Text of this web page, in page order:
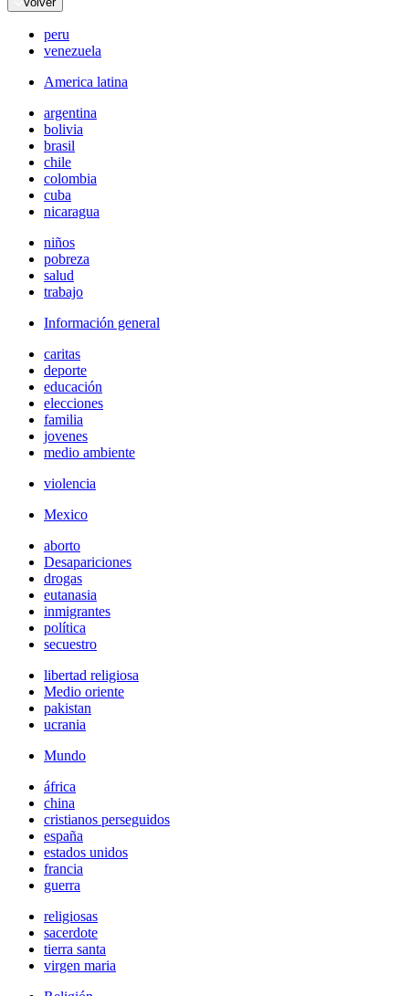
peru
venezuela
America latina
argentina
bolivia
brasil
chile
colombia
cuba
nicaragua
niños
pobreza
salud
trabajo
Información general
caritas
deporte
educación
elecciones
familia
jovenes
medio ambiente
violencia
Mexico
aborto
Desapariciones
drogas
eutanasia
inmigrantes
política
secuestro
libertad religiosa
Medio oriente
pakistan
ucrania
Mundo
áfrica
china
cristianos perseguidos
españa
estados unidos
francia
guerra
religiosas
sacerdote
tierra santa
virgen maria